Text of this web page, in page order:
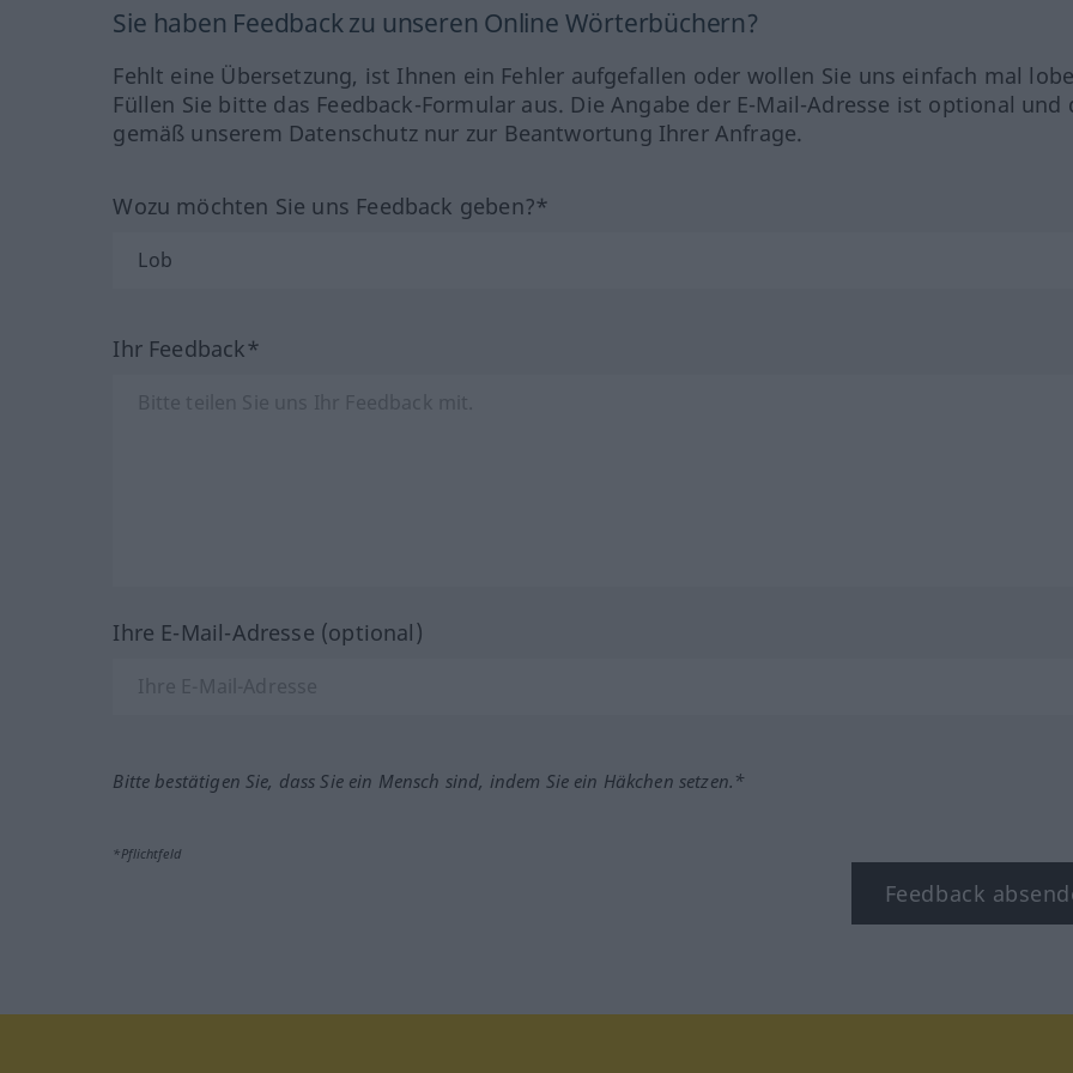
Sie haben Feedback zu unseren Online Wörterbüchern?
Fehlt eine Übersetzung, ist Ihnen ein Fehler aufgefallen oder wollen Sie uns einfach mal
Füllen Sie bitte das Feedback-Formular aus. Die Angabe der E-Mail-Adresse ist optional und
gemäß unserem Datenschutz nur zur Beantwortung Ihrer Anfrage.
Wozu möchten Sie uns Feedback geben?*
Ihr Feedback*
Ihre E-Mail-Adresse (optional)
Bitte bestätigen Sie, dass Sie ein Mensch sind, indem Sie ein Häkchen setzen.*
*Pflichtfeld
Feedback